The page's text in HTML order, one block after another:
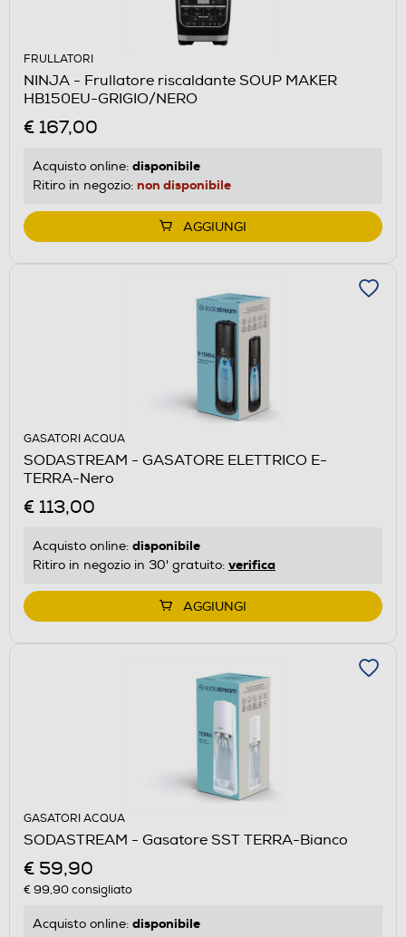
FRULLATORI
NINJA - Frullatore riscaldante SOUP MAKER
HB150EU-GRIGIO/NERO
€ 167,00
Acquisto online: disponibile
Ritiro in negozio: non disponibile
AGGIUNGI
GASATORI ACQUA
SODASTREAM - GASATORE ELETTRICO E-
TERRA-Nero
€ 113,00
Acquisto online: disponibile
Ritiro in negozio in 30' gratuito: verifica
AGGIUNGI
GASATORI ACQUA
SODASTREAM - Gasatore SST TERRA-Bianco
€ 59,90
€ 99,90consigliato
Acquisto online: disponibile